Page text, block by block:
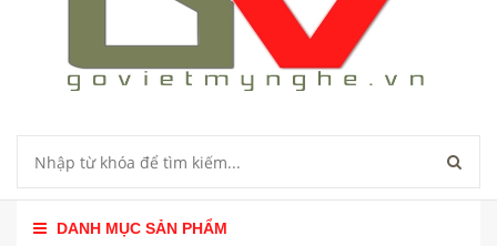
DANH MỤC SẢN PHẨM